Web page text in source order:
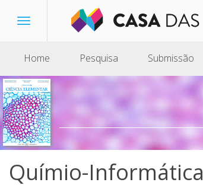
Toggle
Home Pesquisa Submissão
Químio-Informática